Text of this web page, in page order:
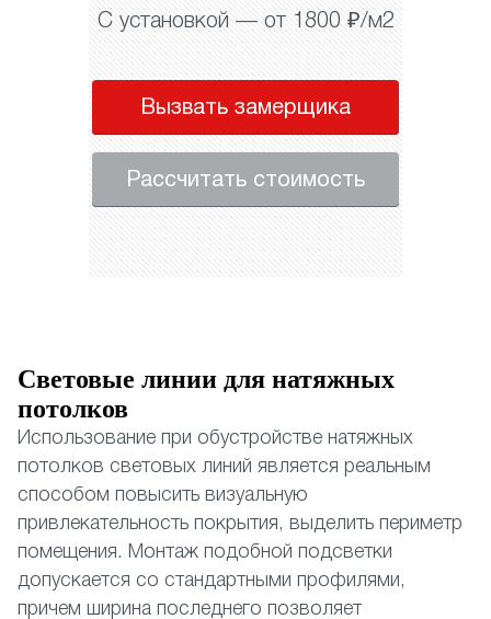
С установкой — от 1800 ₽/м2
Вызвать замерщика
Рассчитать стоимость
Световые линии для натяжных
потолков
Использование при обустройстве натяжных
потолков световых линий является реальным
способом повысить визуальную
привлекательность покрытия, выделить периметр
помещения. Монтаж подобной подсветки
допускается со стандартными профилями,
причем ширина последнего позволяет